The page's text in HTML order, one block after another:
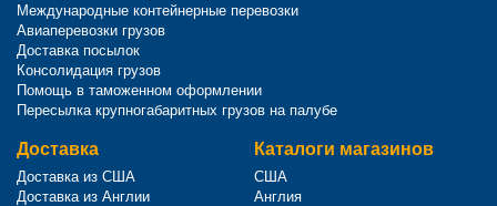
Международные контейнерные перевозки
Авиаперевозки грузов
Доставка посылок
Консолидация грузов
Помощь в таможенном оформлении
Пересылка крупногабаритных грузов на палубе
Доставка
Доставка из США
Доставка из Англии
Каталоги магазинов
США
Англия